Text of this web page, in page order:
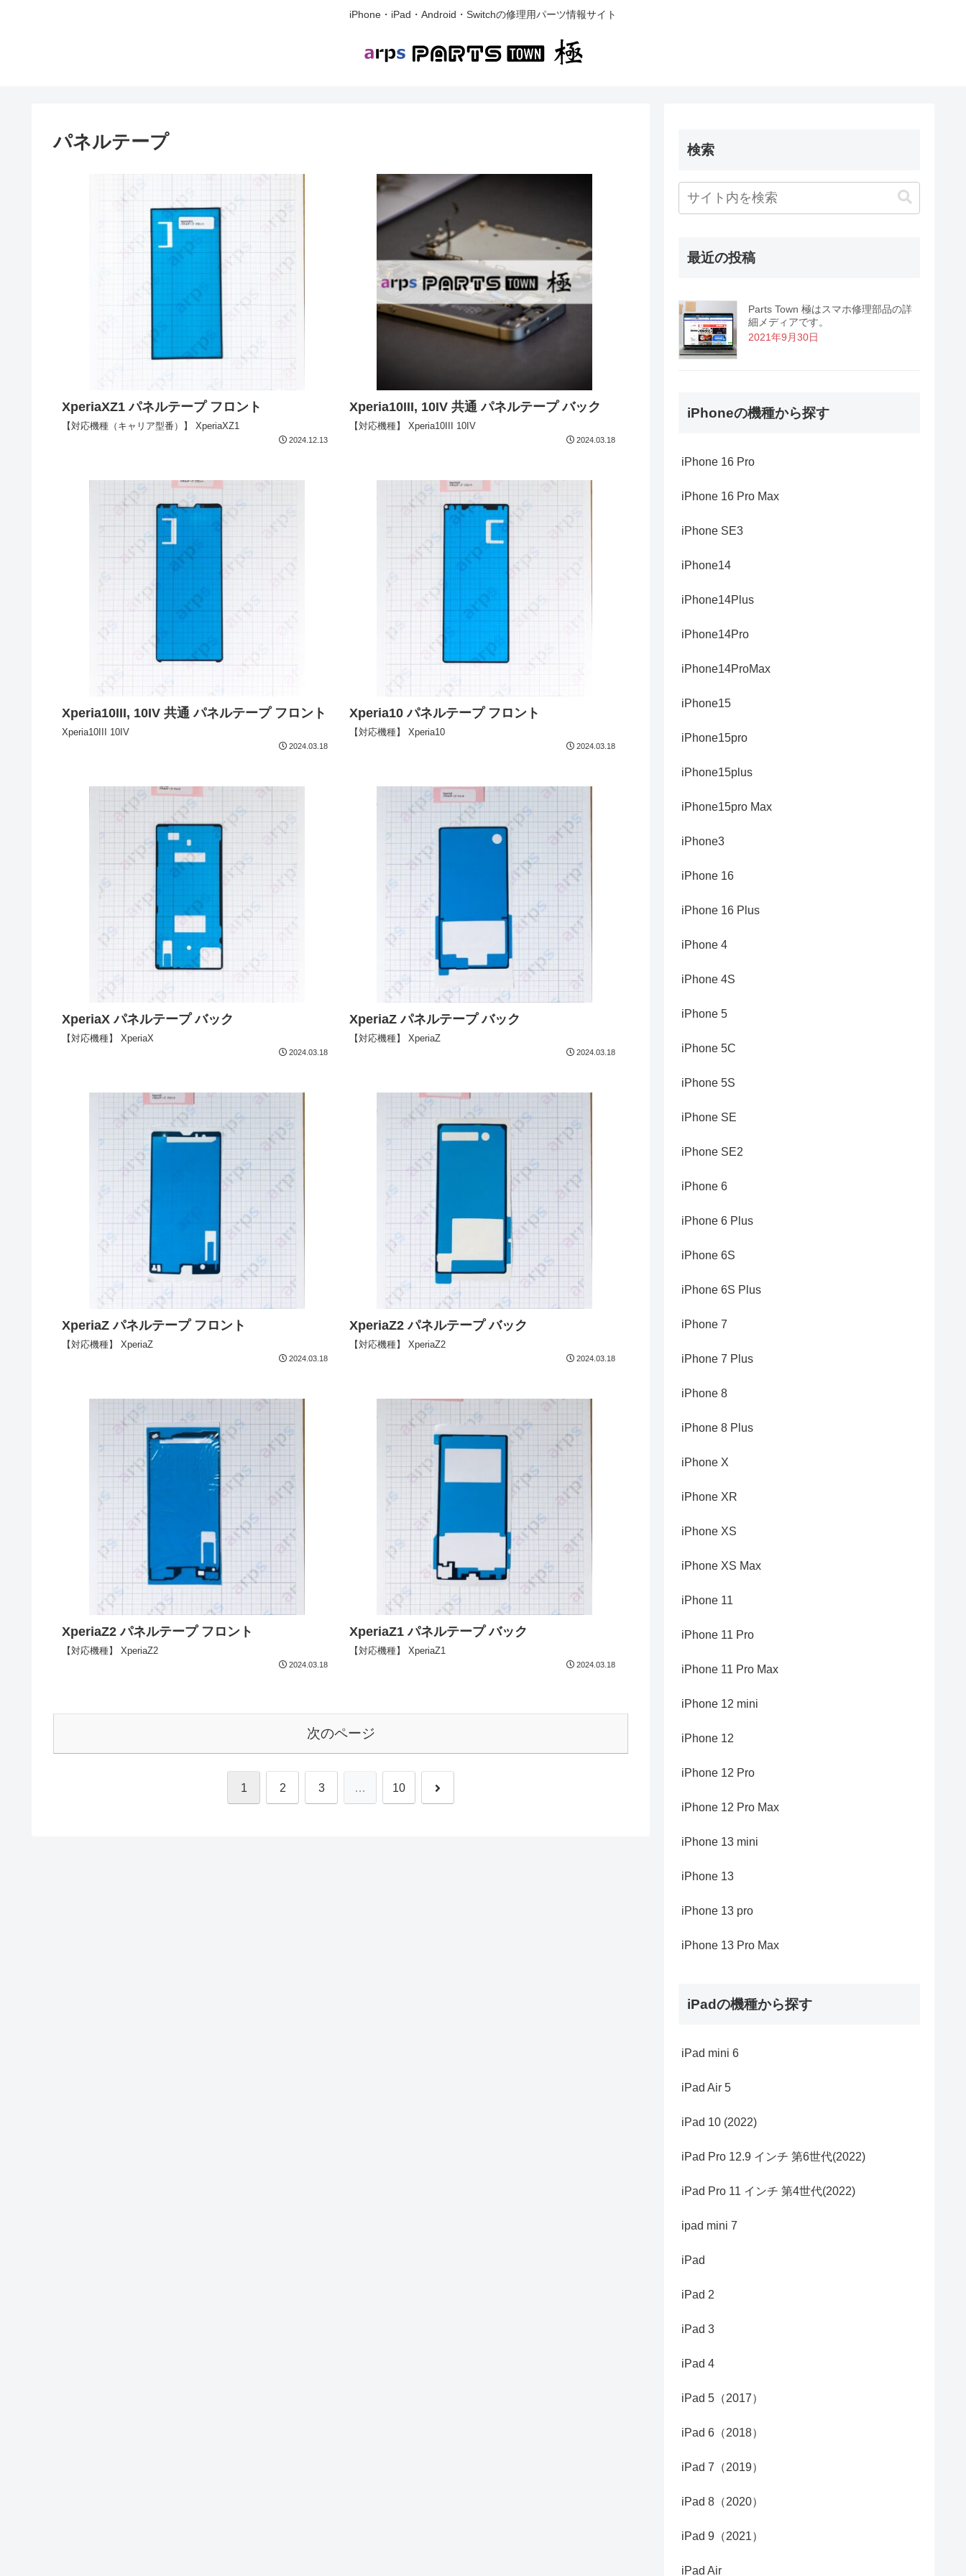
iPhone・iPad・Android・Switchの修理用パーツ情報サイト
パネルテープ
XperiaXZ1 パネルテープ フロント
【対応機種（キャリア型番）】 XperiaXZ1
2024.12.13
Xperia10III, 10IV 共通 パネルテープ バック
【対応機種】 Xperia10III 10IV
2024.03.18
Xperia10III, 10IV 共通 パネルテープ フロント
Xperia10III 10IV
2024.03.18
Xperia10 パネルテープ フロント
【対応機種】 Xperia10
2024.03.18
XperiaX パネルテープ バック
【対応機種】 XperiaX
2024.03.18
XperiaZ パネルテープ バック
【対応機種】 XperiaZ
2024.03.18
XperiaZ パネルテープ フロント
【対応機種】 XperiaZ
2024.03.18
XperiaZ2 パネルテープ バック
【対応機種】 XperiaZ2
2024.03.18
XperiaZ2 パネルテープ フロント
【対応機種】 XperiaZ2
2024.03.18
XperiaZ1 パネルテープ バック
【対応機種】 XperiaZ1
2024.03.18
次のページ
1 2 3 … 10
検索
最近の投稿
Parts Town 極はスマホ修理部品の詳
細メディアです。
2021年9月30日
iPhoneの機種から探す
iPhone 16 Pro
iPhone 16 Pro Max
iPhone SE3
iPhone14
iPhone14Plus
iPhone14Pro
iPhone14ProMax
iPhone15
iPhone15pro
iPhone15plus
iPhone15pro Max
iPhone3
iPhone 16
iPhone 16 Plus
iPhone 4
iPhone 4S
iPhone 5
iPhone 5C
iPhone 5S
iPhone SE
iPhone SE2
iPhone 6
iPhone 6 Plus
iPhone 6S
iPhone 6S Plus
iPhone 7
iPhone 7 Plus
iPhone 8
iPhone 8 Plus
iPhone X
iPhone XR
iPhone XS
iPhone XS Max
iPhone 11
iPhone 11 Pro
iPhone 11 Pro Max
iPhone 12 mini
iPhone 12
iPhone 12 Pro
iPhone 12 Pro Max
iPhone 13 mini
iPhone 13
iPhone 13 pro
iPhone 13 Pro Max
iPadの機種から探す
iPad mini 6
iPad Air 5
iPad 10 (2022)
iPad Pro 12.9 インチ 第6世代(2022)
iPad Pro 11 インチ 第4世代(2022)
ipad mini 7
iPad
iPad 2
iPad 3
iPad 4
iPad 5（2017）
iPad 6（2018）
iPad 7（2019）
iPad 8（2020）
iPad 9（2021）
iPad Air